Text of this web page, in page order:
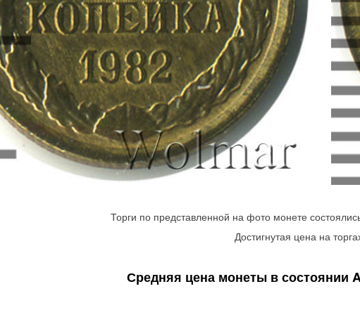
Торги по представленной на фото монете
Достигнутая цена на
Средняя цена монеты в состоянии